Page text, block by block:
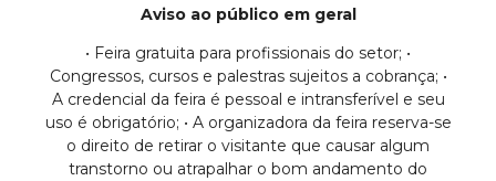
Aviso ao público em geral
• Feira gratuita para profissionais do setor; •
Congressos, cursos e palestras sujeitos a cobrança; •
A credencial da feira é pessoal e intransferível e seu
uso é obrigatório; • A organizadora da feira reserva-se
o direito de retirar o visitante que causar algum
transtorno ou atrapalhar o bom andamento do